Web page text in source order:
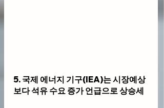
5. 국제 에너지 기구(IEA)는 시장예상
보다 석유 수요 증가 언급으로 상승세